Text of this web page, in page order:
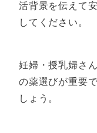
活背景を伝えて
してください。
妊婦・授乳婦さ
の薬選びが重要
しょう。